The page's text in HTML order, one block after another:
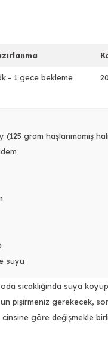
1 gece bekleme 20
(125 gram haşlanmamış
suyu
sıcaklığında suya
pişirmeniz gerekecek,
göre değişmekle